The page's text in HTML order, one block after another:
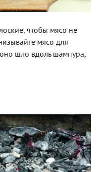
чтобы мясо не
мясо для
шло вдоль шампура,